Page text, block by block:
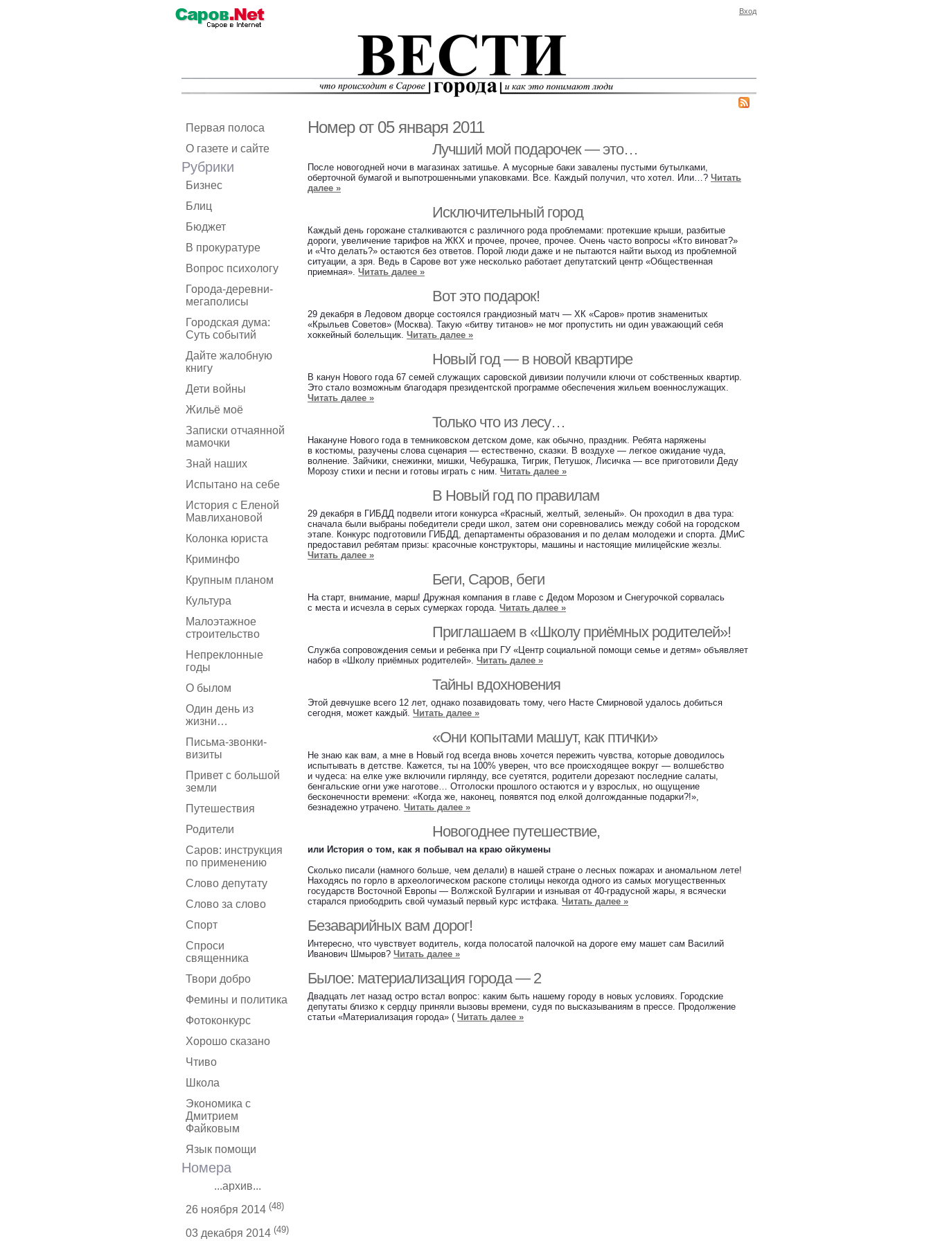
Вход
Первая полоса
О газете и сайте
Рубрики
Бизнес
Блиц
Бюджет
В прокуратуре
Вопрос психологу
Города-деревни-
мегаполисы
Городская дума:
Суть событий
Дайте жалобную
книгу
Дети войны
Жильё моё
Записки отчаянной
мамочки
Знай наших
Испытано на себе
История с Еленой
Мавлихановой
Колонка юриста
Криминфо
Крупным планом
Культура
Малоэтажное
строительство
Непреклонные
годы
О былом
Один день из
жизни…
Письма-звонки-
визиты
Привет с большой
земли
Путешествия
Родители
Саров: инструкция
по применению
Слово депутату
Слово за слово
Спорт
Спроси
священника
Твори добро
Фемины и политика
Фотоконкурс
Хорошо сказано
Чтиво
Школа
Экономика с
Дмитрием
Файковым
Язык помощи
Номера
...архив...
26 ноября 2014 (48)
03 декабря 2014 (49)
Номер от 05 января 2011
Лучший мой подарочек — это…
После новогодней ночи в магазинах затишье. А мусорные баки завалены пустыми бутылками,
оберточной бумагой и выпотрошенными упаковками. Все. Каждый получил, что хотел. Или…? Читать
далее »
Исключительный город
Каждый день горожане сталкиваются с различного рода проблемами: протекшие крыши, разбитые
дороги, увеличение тарифов на ЖКХ и прочее, прочее, прочее. Очень часто вопросы «Кто виноват?»
и «Что делать?» остаются без ответов. Порой люди даже и не пытаются найти выход из проблемной
ситуации, а зря. Ведь в Сарове вот уже несколько работает депутатский центр «Общественная
приемная». Читать далее »
Вот это подарок!
29 декабря в Ледовом дворце состоялся грандиозный матч — ХК «Саров» против знаменитых
«Крыльев Советов» (Москва). Такую «битву титанов» не мог пропустить ни один уважающий себя
хоккейный болельщик. Читать далее »
Новый год — в новой квартире
В канун Нового года 67 семей служащих саровской дивизии получили ключи от собственных квартир.
Это стало возможным благодаря президентской программе обеспечения жильем военнослужащих.
Читать далее »
Только что из лесу…
Накануне Нового года в темниковском детском доме, как обычно, праздник. Ребята наряжены
в костюмы, разучены слова сценария — естественно, сказки. В воздухе — легкое ожидание чуда,
волнение. Зайчики, снежинки, мишки, Чебурашка, Тигрик, Петушок, Лисичка — все приготовили Деду
Морозу стихи и песни и готовы играть с ним. Читать далее »
В Новый год по правилам
29 декабря в ГИБДД подвели итоги конкурса «Красный, желтый, зеленый». Он проходил в два тура:
сначала были выбраны победители среди школ, затем они соревновались между собой на городском
этапе. Конкурс подготовили ГИБДД, департаменты образования и по делам молодежи и спорта. ДМиС
предоставил ребятам призы: красочные конструкторы, машины и настоящие милицейские жезлы.
Читать далее »
Беги, Саров, беги
На старт, внимание, марш! Дружная компания в главе с Дедом Морозом и Снегурочкой сорвалась
с места и исчезла в серых сумерках города. Читать далее »
Приглашаем в «Школу приёмных родителей»!
Служба сопровождения семьи и ребенка при ГУ «Центр социальной помощи семье и детям» объявляет
набор в «Школу приёмных родителей». Читать далее »
Тайны вдохновения
Этой девчушке всего 12 лет, однако позавидовать тому, чего Насте Смирновой удалось добиться
сегодня, может каждый. Читать далее »
«Они копытами машут, как птички»
Не знаю как вам, а мне в Новый год всегда вновь хочется пережить чувства, которые доводилось
испытывать в детстве. Кажется, ты на 100% уверен, что все происходящее вокруг — волшебство
и чудеса: на елке уже включили гирлянду, все суетятся, родители дорезают последние салаты,
бенгальские огни уже наготове… Отголоски прошлого остаются и у взрослых, но ощущение
бесконечности времени: «Когда же, наконец, появятся под елкой долгожданные подарки?!»,
безнадежно утрачено. Читать далее »
Новогоднее путешествие,
или История о том, как я побывал на краю ойкумены
Сколько писали (намного больше, чем делали) в нашей стране о лесных пожарах и аномальном лете!
Находясь по горло в археологическом раскопе столицы некогда одного из самых могущественных
государств Восточной Европы — Волжской Булгарии и изнывая от 40-градусной жары, я всячески
старался приободрить свой чумазый первый курс истфака. Читать далее »
Безаварийных вам дорог!
Интересно, что чувствует водитель, когда полосатой палочкой на дороге ему машет сам Василий
Иванович Шмыров? Читать далее »
Былое: материализация города — 2
Двадцать лет назад остро встал вопрос: каким быть нашему городу в новых условиях. Городские
депутаты близко к сердцу приняли вызовы времени, судя по высказываниям в прессе. Продолжение
статьи «Материализация города» ( Читать далее »